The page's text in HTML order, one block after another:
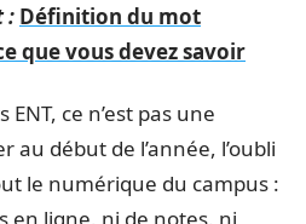
: Définition du mot
que vous devez savoir
ce n’est pas une
début de l’année, l’oubli
le numérique du campus :